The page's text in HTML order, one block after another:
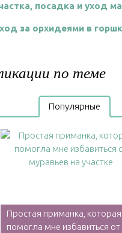
посадка и уход
за орхидеями в
по теме
Популярные
Простая приманка, которая
помогла мне избавиться от